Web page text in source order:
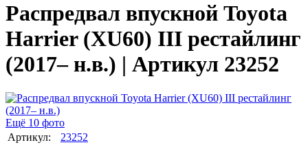
Распредвал впускной Toyota
Harrier (XU60) III рестайлинг
(2017– н.в.) | Артикул 23252
Ещё 10 фото
Артикул:
23252